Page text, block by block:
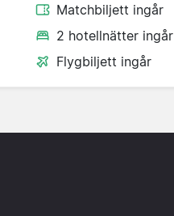
Matchbiljett ingår
2 hotellnätter ingår
Flygbiljett ingår